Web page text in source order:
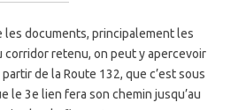
les documents, principalement les
retenu, on peut y apercevoir
de la Route 132, que c’est sous
le 3e lien fera son chemin jusqu’au